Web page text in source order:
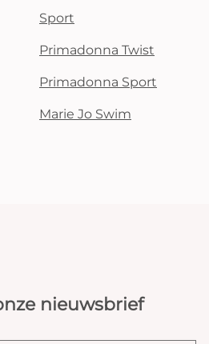
Sport
Primadonna Twist
Primadonna Sport
Marie Jo Swim
nieuwsbrief